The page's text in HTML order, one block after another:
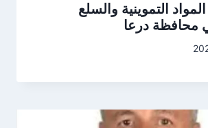
التموينية والسلع
محافظة درعا